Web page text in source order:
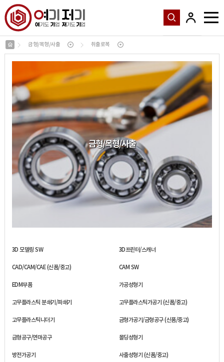
금형/목형/사출 취출로복
금형/목형/사출
3D 모델링 SW 3D프린터/스캐너
CAD/CAM/CAE (신품/중고) CAM SW
EDM부품 가공성형기
고무플라스틱 분쇄기/파쇄기 고무플라스틱가공기 (신품/중고)
고무플라스틱니더기 금형가공기/금형공구 (신품/중고)
금형공구/연마공구 몰딩성형기
방전가공기 사출성형기 (신품/중고)